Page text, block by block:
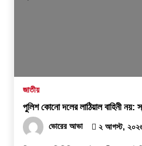
জাতীয়
পুলিশ কোনো দলের লাঠিয়াল বাহিনী নয়:
ভোরের আভা ২ আগস্ট,